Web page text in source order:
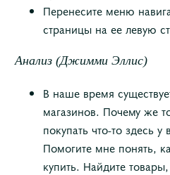
Перенесите меню
страницы на ее левую
Анализ (Джимми Эллис)
В наше время
магазинов. Почему же
покупать что-то здесь
Помогите мне понять,
купить. Найдите